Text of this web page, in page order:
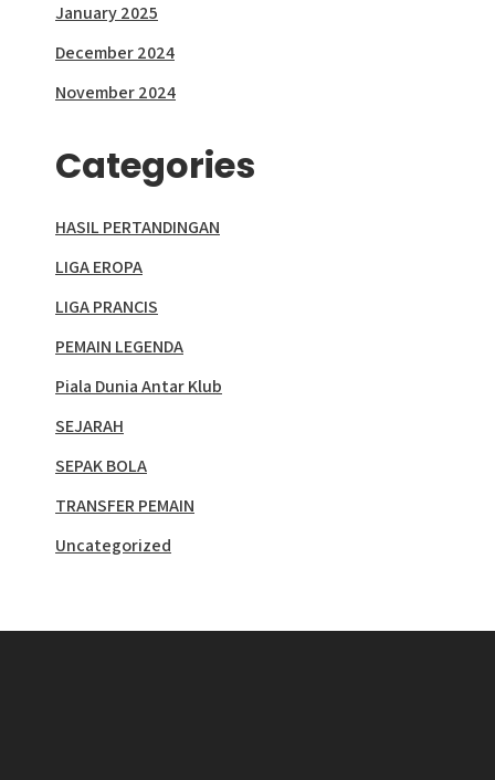
January 2025
December 2024
November 2024
Categories
HASIL PERTANDINGAN
LIGA EROPA
LIGA PRANCIS
PEMAIN LEGENDA
Piala Dunia Antar Klub
SEJARAH
SEPAK BOLA
TRANSFER PEMAIN
Uncategorized